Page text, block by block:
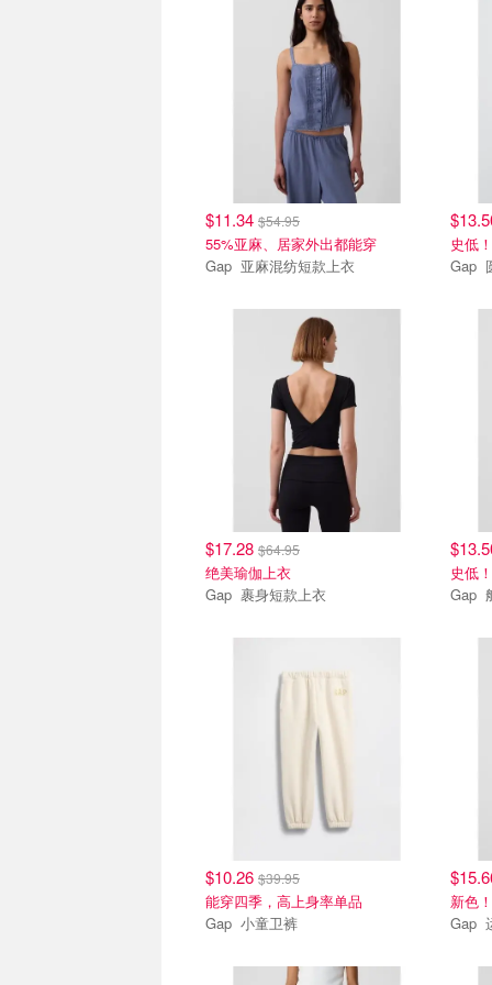
$11.34 $54.95
55%亚麻、居家外出都能穿
Gap 亚麻混纺短款上衣
史低！
$17.28 $64.95
绝美瑜伽上衣
Gap 裹身短款上衣
史低
$10.26 $39.95
能穿四季，高上身率单品
Gap 小童卫裤
新色